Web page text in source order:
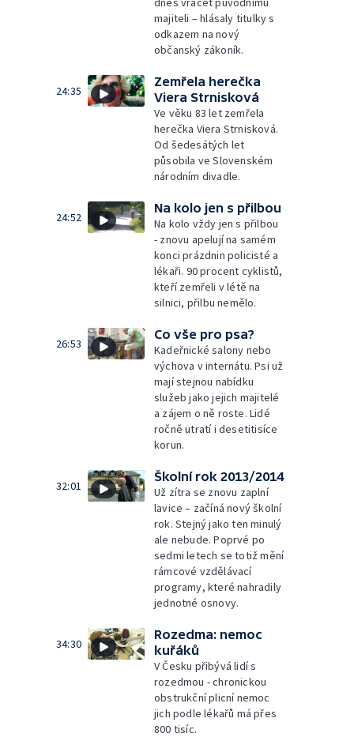
majiteli – hlásaly titulky s
odkazem na nový
občanský zákoník.
24:35
Zemřela herečka
Viera Strnisková
Ve věku 83 let zemřela
herečka Viera Strnisková.
Od šedesátých let
působila ve Slovenském
národním divadle.
24:52
Na kolo jen s přilbou
Na kolo vždy jen s přilbou
- znovu apelují na samém
konci prázdnin policisté a
lékaři. 90 procent cyklistů,
kteří zemřeli v létě na
silnici, přilbu nemělo.
26:53
Co vše pro psa?
Kadeřnické salony nebo
výchova v internátu. Psi už
mají stejnou nabídku
služeb jako jejich majitelé
a zájem o ně roste. Lidé
ročně utratí i desetitisíce
korun.
32:01
Školní rok 2013/2014
Už zítra se znovu zaplní
lavice – začíná nový školní
rok. Stejný jako ten minulý
ale nebude. Poprvé po
sedmi letech se totiž mění
rámcové vzdělávací
programy, které nahradily
jednotné osnovy.
34:30
Rozedma: nemoc
kuřáků
V Česku přibývá lidí s
rozedmou - chronickou
obstrukční plicní nemoc
jich podle lékařů má přes
800 tisíc.